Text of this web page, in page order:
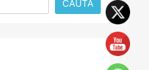
CAUTĂ